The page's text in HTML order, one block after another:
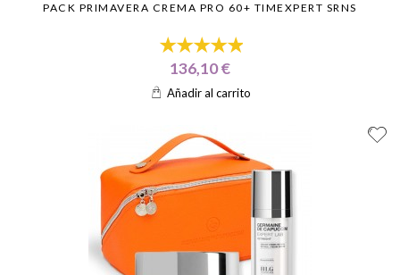
PACK PRIMAVERA CREMA PRO 60+ TIMEXPERT SRNS
136,10 €
Añadir al carrito